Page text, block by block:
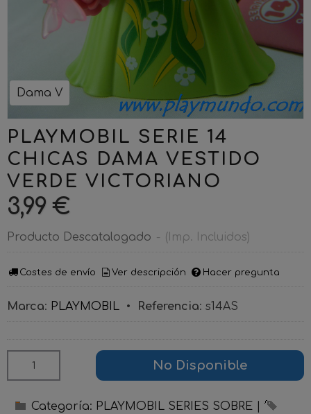
Dama V
PLAYMOBIL SERIE 14
CHICAS DAMA VESTIDO
VERDE VICTORIANO
3,99 €
Producto Descatalogado - (Imp. Incluidos)
Costes de envío Ver descripción Hacer pregunta
Marca: PLAYMOBIL • Referencia: s14AS
No Disponible
Categoría: PLAYMOBIL SERIES SOBRE